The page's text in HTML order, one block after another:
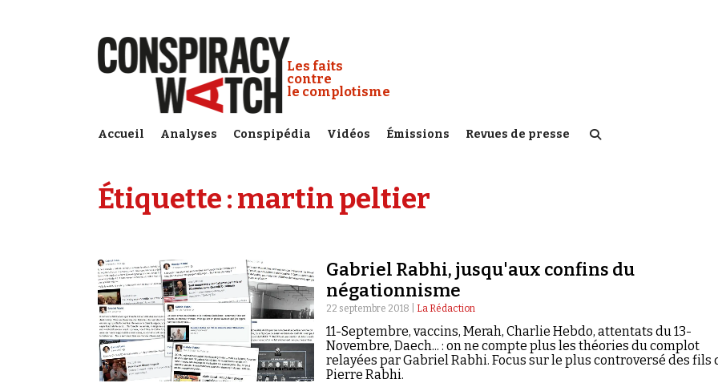
Conspiracy Watch :
Les faits
contre
le complotisme
Accueil Analyses Conspipédia Vidéos Émissions Revues de presse
Étiquette :martin peltier
Gabriel Rabhi, jusqu'aux confins du
négationnisme
22 septembre 2018 | La Rédaction
11-Septembre, vaccins, Merah, Charlie Hebdo, attentats du 13-
Novembre, Daech... : on ne compte plus les théories du complot
relayées par Gabriel Rabhi. Focus sur le plus controversé des fils
Pierre Rabhi.